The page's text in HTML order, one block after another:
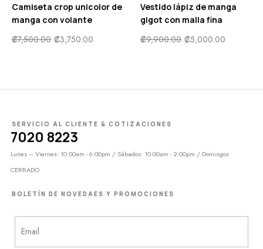
de
Vestido lápiz de manga
gigot con malla fina
₡9,900.00
Faldas de Satén Con
Cordón Fruncida
₡ 8,800.00 ₡
SERVICIO AL CLIENTE & COTIZACIONES
7020 8223
Lunes – Viernes: 10:00am - 6:00pm / Sábados: 10:00am - 2:00pm / Domingos
CERRADO
BOLETÍN DE NOVEDAES Y PROMOCIONES